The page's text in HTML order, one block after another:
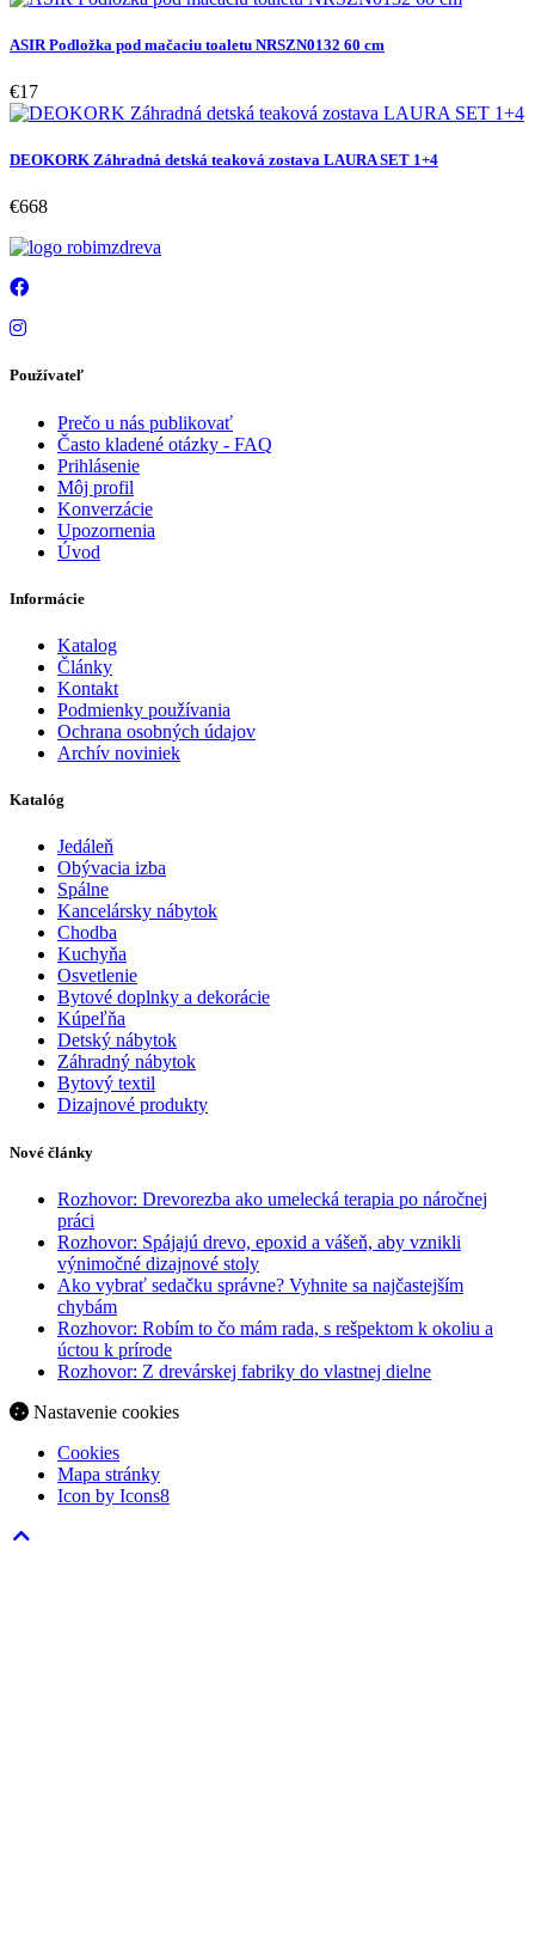
ASIR Podložka pod mačaciu toaletu NRSZN0132 60 cm
€17
DEOKORK Záhradná detská teaková zostava LAURA SET 1+4
€668
Používateľ
Prečo u nás publikovať
Často kladené otázky - FAQ
Prihlásenie
Môj profil
Konverzácie
Upozornenia
Úvod
Informácie
Katalog
Články
Kontakt
Podmienky používania
Ochrana osobných údajov
Archív noviniek
Katalóg
Jedáleň
Obývacia izba
Spálne
Kancelársky nábytok
Chodba
Kuchyňa
Osvetlenie
Bytové doplnky a dekorácie
Kúpeľňa
Detský nábytok
Záhradný nábytok
Bytový textil
Dizajnové produkty
Nové články
Rozhovor: Drevorezba ako umelecká terapia po náročnej
práci
Rozhovor: Spájajú drevo, epoxid a vášeň, aby vznikli
výnimočné dizajnové stoly
Ako vybrať sedačku správne? Vyhnite sa najčastejším
chybám
Rozhovor: Robím to čo mám rada, s rešpektom k okoliu a
úctou k prírode
Rozhovor: Z drevárskej fabriky do vlastnej dielne
Nastavenie cookies
Cookies
Mapa stránky
Icon by Icons8